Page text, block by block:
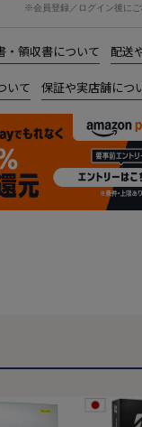
※会員登録／ログイン後に
・領収書について 配送
いて 保証や実店舗につ